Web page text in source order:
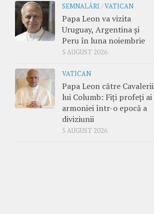
SEMNALĂRI /VATICAN
Papa Leon va vizita
Uruguay, Argentina și
Peru în luna noiembrie
5 AUGUST 2026
VATICAN
Papa Leon către Cavalerii
lui Columb: Fiți profeți ai
armoniei într-o epocă a
diviziunii
5 AUGUST 2026